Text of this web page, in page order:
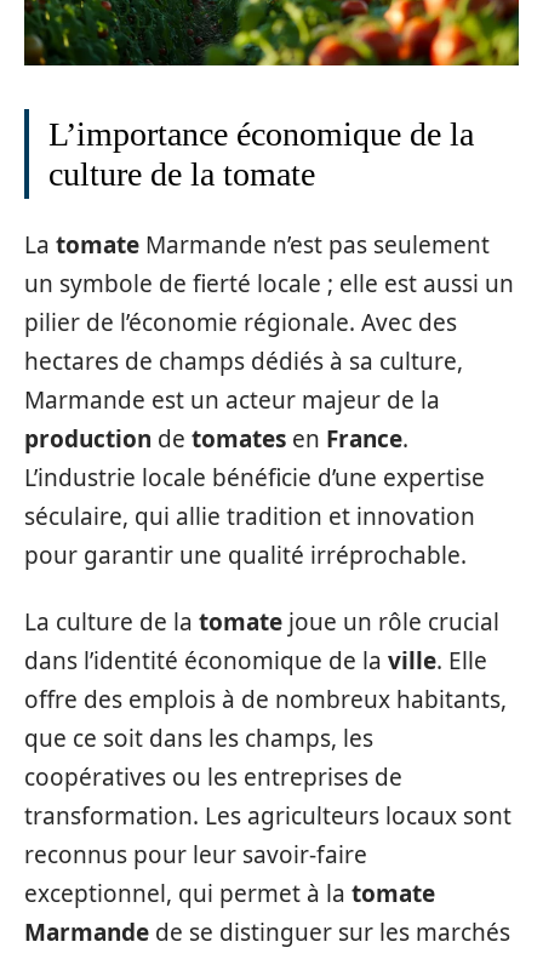
L’importance économique de la
culture de la tomate
La tomate Marmande n’est pas seulement
un symbole de fierté locale ; elle est aussi un
pilier de l’économie régionale. Avec des
hectares de champs dédiés à sa culture,
Marmande est un acteur majeur de la
production de tomates en France.
L’industrie locale bénéficie d’une expertise
séculaire, qui allie tradition et innovation
pour garantir une qualité irréprochable.
La culture de la tomate joue un rôle crucial
dans l’identité économique de la ville. Elle
offre des emplois à de nombreux habitants,
que ce soit dans les champs, les
coopératives ou les entreprises de
transformation. Les agriculteurs locaux sont
reconnus pour leur savoir-faire
exceptionnel, qui permet à la tomate
Marmande de se distinguer sur les marchés